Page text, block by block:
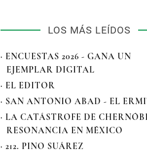
LOS MÁS LEÍDOS
· ENCUESTAS 2026 - GANA UN
EJEMPLAR DIGITAL
· EL EDITOR
· SAN ANTONIO ABAD - EL
· LA CATÁSTROFE DE
RESONANCIA EN MÉXICO
· 212. PINO SUÁREZ